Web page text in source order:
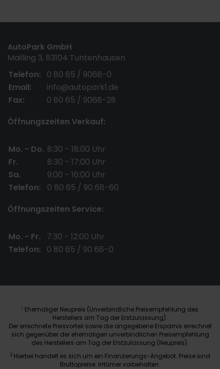
AutoPark GmbH
Mailling 3, 83104 Tuntenhausen
Telefon:
0 80 65 / 9068-0
Email:
info@autopark1.de
Fax:
0 80 65 / 9068-28
Öffnungszeiten Verkauf:
Mo. - Do. 8:30 - 18:00 Uhr
Fr.
8:30 - 17:00 Uhr
Sa.
9:00 - 16:00 Uhr
Telefon:
0 80 65 / 90 68-60
Öffnungszeiten Service:
Mo. - Fr.
7:30 - 12:00 Uhr
Telefon:
0 80 65 / 90 68-0
1 Ehemaliger Neupreis (Unverbindliche Preisempfehlung des
Herstellers am Tag der Erstzulassung).
Der errechnete Preisvorteil sowie die angegebene Ersparnis errechnet
sich gegenüber der ehemaligen unverbindlichen Preisempfehlung
des Herstellers am Tag der Erstzulassung (Neupreis).
2 Hierbei handelt es sich um ein Finanzierungs-Angebot. Preise sind
Bruttopreise. Irrtümer vorbehalten.